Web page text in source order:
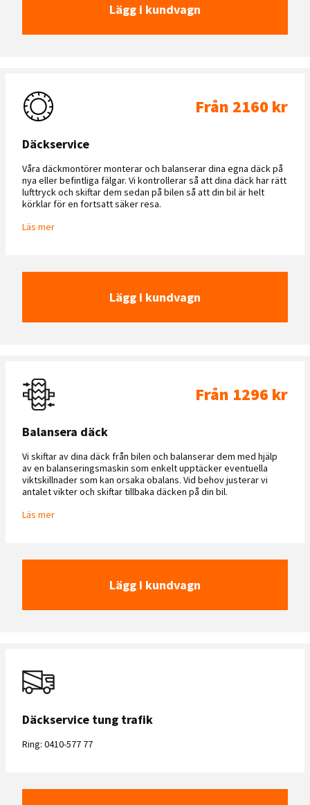
Lägg i kundvagn
Däckservice
Från 2160 kr
Våra däckmontörer monterar och balanserar dina egna däck på
nya eller befintliga fälgar. Vi kontrollerar så att dina däck har rätt
lufttryck och skiftar dem sedan på bilen så att din bil är helt
körklar för en fortsatt säker resa.
Läs mer
Lägg i kundvagn
Balansera däck
Från 1296 kr
Vi skiftar av dina däck från bilen och balanserar dem med hjälp
av en balanseringsmaskin som enkelt upptäcker eventuella
viktskillnader som kan orsaka obalans. Vid behov justerar vi
antalet vikter och skiftar tillbaka däcken på din bil.
Läs mer
Lägg i kundvagn
Däckservice tung trafik
Ring: 0410-577 77